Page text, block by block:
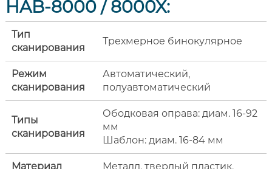
HAB-8000 / 8000X:
Тип
сканирования
Трехмерное бинокулярное
Режим
сканирования
Автоматический,
полуавтоматический
Типы
сканирования
Ободковая оправа: диам. 16-92
мм
Шаблон: диам. 16-84 мм
Материал
Металл, твердый пластик,